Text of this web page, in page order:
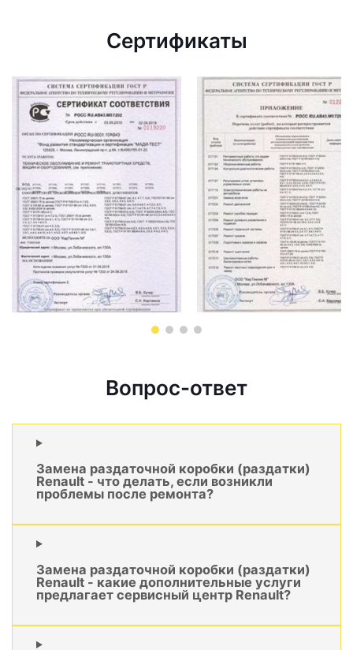
Сертификаты
Вопрос-ответ
Замена раздаточной коробки (раздатки)
Renault - что делать, если возникли
проблемы после ремонта?
Замена раздаточной коробки (раздатки)
Renault - какие дополнительные услуги
предлагает сервисный центр Renault?